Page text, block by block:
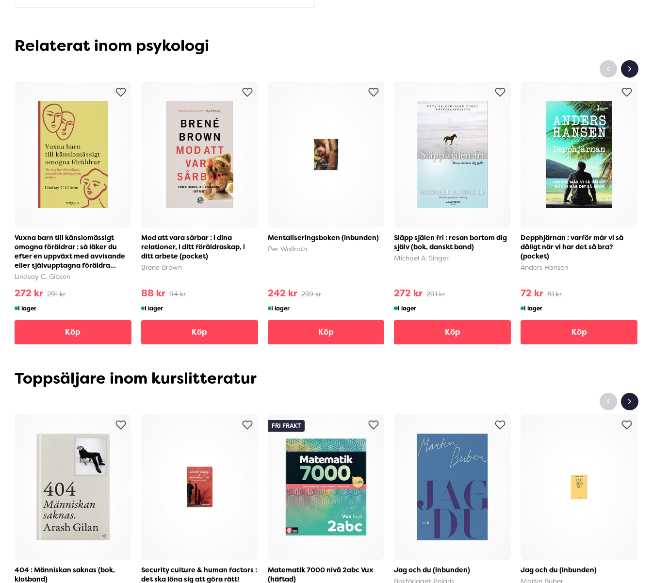
Relaterat inom psykologi
Vuxna barn till känslomässigt
omogna föräldrar : så läker du
efter en uppväxt med avvisande
eller självupptagna föräldra...
Lindsay C. Gibson
272 kr 291 kr
I lager
Köp
Mod att vara sårbar : i dina
relationer, i ditt föräldraskap, i
ditt arbete (pocket)
Brene Brown
88 kr 94 kr
I lager
Köp
Mentaliseringsboken (inbunden)
Per Wallroth
242 kr 259 kr
I lager
Köp
Släpp själen fri : resan bortom dig
själv (bok, danskt band)
Michael A. Singer
272 kr 291 kr
I lager
Köp
Depphjärnan : varför mår vi så
dåligt när vi har det så bra?
(pocket)
Anders Hansen
72 kr 81 kr
I lager
Köp
Toppsäljare inom kurslitteratur
404 : Människan saknas (bok,
klotband)
Security culture & human factors :
det ska löna sig att göra rätt!
Matematik 7000 nivå 2abc Vux
(häftad)
FRI FRAKT
Jag och du (inbunden)
Bokförlaget Polaris
Jag och du (inbunden)
Martin Buber